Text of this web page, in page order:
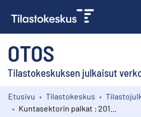
OTOS
Tilastokeskuksen julkaisut
Kokoelmat
Etusivu Tilastokeskus